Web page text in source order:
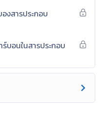
งสารประกอบ
บอนในสารประกอบ